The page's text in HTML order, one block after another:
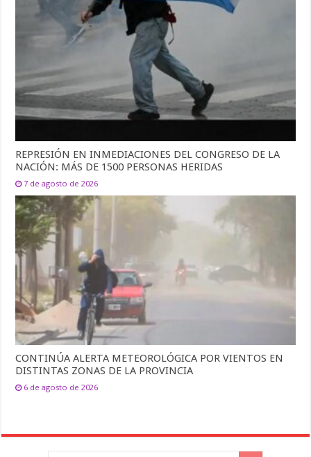
REPRESIÓN EN INMEDIACIONES DEL CONGRESO DE LA
NACIÓN: MÁS DE 1500 PERSONAS HERIDAS
7 de agosto de 2026
CONTINÚA ALERTA METEOROLÓGICA POR VIENTOS EN
DISTINTAS ZONAS DE LA PROVINCIA
6 de agosto de 2026